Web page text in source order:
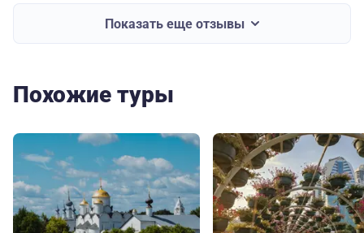
Показать еще отзывы
Похожие туры